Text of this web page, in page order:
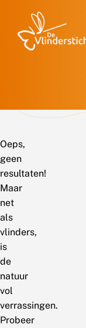
Oeps,
geen
resultaten!
Maar
net
als
vlinders,
is
de
natuur
vol
verrassingen.
Probeer